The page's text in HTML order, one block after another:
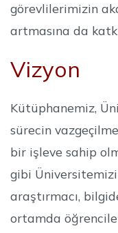
görevlilerimizin
artmasına da
Vizyon
Kütüphanemiz,
sürecin
bir işleve sahip
gibi
araştırmacı,
ortamda